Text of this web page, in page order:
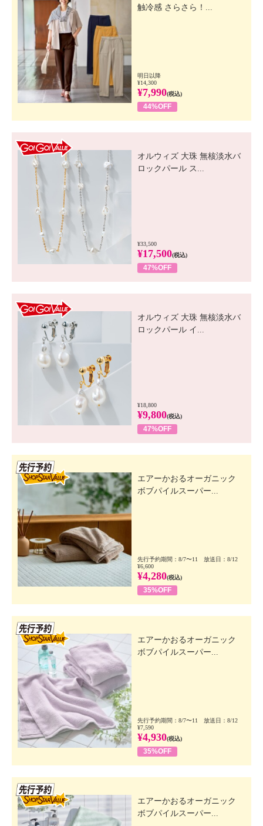
触冷感 さらさら！...
明日以降
¥14,300
¥7,990(税込)
44%OFF
オルウィズ 大珠 無核淡水バ
ロックパール ス...
¥33,500
¥17,500(税込)
47%OFF
オルウィズ 大珠 無核淡水バ
ロックパール イ...
¥18,800
¥9,800(税込)
47%OFF
エアーかおるオーガニック
ボブパイルスーパー...
先行予約期間：8/7〜11 放送日：8/12
¥6,600
¥4,280(税込)
35%OFF
エアーかおるオーガニック
ボブパイルスーパー...
先行予約期間：8/7〜11 放送日：8/12
¥7,590
¥4,930(税込)
35%OFF
エアーかおるオーガニック
ボブパイルスーパー...